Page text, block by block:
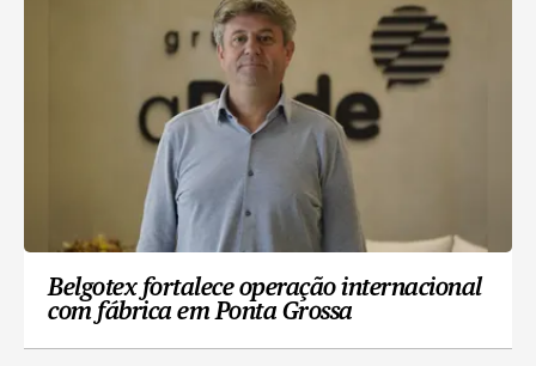
Belgotex fortalece operação internacional
com fábrica em Ponta Grossa